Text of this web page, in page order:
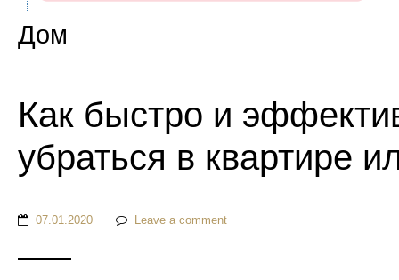
Дом
Как быстро и
убраться в квартире
07.01.2020 Leave a comment